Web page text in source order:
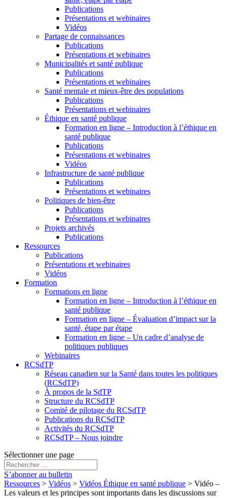
Publications
Présentations et webinaires
Vidéos
Partage de connaissances
Publications
Présentations et webinaires
Municipalités et santé publique
Publications
Présentations et webinaires
Santé mentale et mieux-être des populations
Publications
Présentations et webinaires
Éthique en santé publique
Formation en ligne – Introduction à l’éthique en
santé publique
Publications
Présentations et webinaires
Vidéos
Infrastructure de santé publique
Publications
Présentations et webinaires
Politiques de bien-être
Publications
Présentations et webinaires
Projets archivés
Publications
Ressources
Publications
Présentations et webinaires
Vidéos
Formation
Formations en ligne
Formation en ligne – Introduction à l’éthique en
santé publique
Formation en ligne – Évaluation d’impact sur la
santé, étape par étape
Formation en ligne – Un cadre d’analyse de
politiques publiques
Webinaires
RCSdTP
Réseau canadien sur la Santé dans toutes les politiques
(RCSdTP)
À propos de la SdTP
Structure du RCSdTP
Comité de pilotage du RCSdTP
Publications du RCSdTP
Activités du RCSdTP
RCSdTP – Nous joindre
Sélectionner une page
S’abonner au bulletin
Ressources > Vidéos > Vidéos Éthique en santé publique > Vidéo –
Les valeurs et les principes sont importants dans les discussions sur